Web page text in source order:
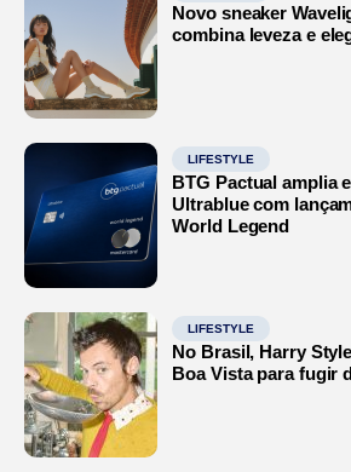
Novo sneaker
combina leveza e
LIFESTYLE
BTG Pactual amplia
Ultrablue com
World Legend
LIFESTYLE
No Brasil, Harry
Boa Vista para fugir